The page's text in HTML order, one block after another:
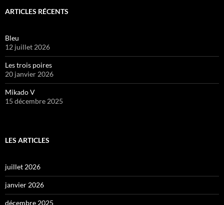
ARTICLES RÉCENTS
Bleu
12 juillet 2026
Les trois poires
20 janvier 2026
Mikado V
15 décembre 2025
LES ARTICLES
juillet 2026
janvier 2026
décembre 2025